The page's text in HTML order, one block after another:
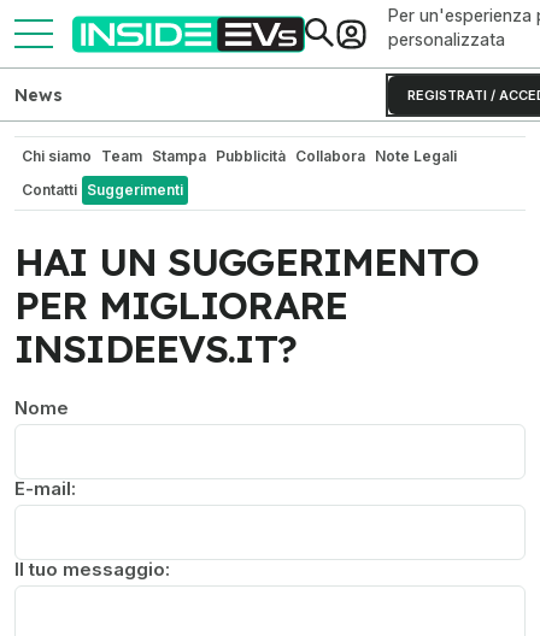
Per un'esperienza
personalizzata
REGISTRATI /
News
Chi siamo Team Stampa Pubblicità Collabora Note Legali
Contatti Suggerimenti
HAI UN SUGGERIMENTO
PER MIGLIORARE
INSIDEEVS.IT?
Nome
E-mail:
Il tuo messaggio: